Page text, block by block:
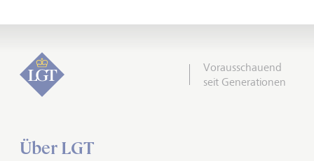
Vorausschauend
seit Generationen
Über LGT